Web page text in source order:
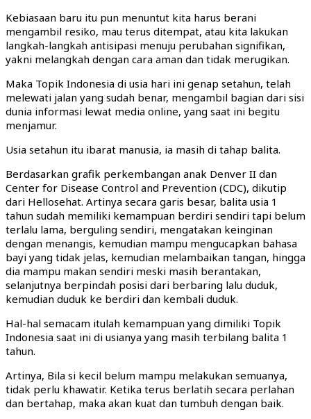
Kebiasaan baru itu pun menuntut kita harus berani
mengambil resiko, mau terus ditempat, atau kita lakukan
langkah-langkah antisipasi menuju perubahan signifikan,
yakni melangkah dengan cara aman dan tidak merugikan.
Maka Topik Indonesia di usia hari ini genap setahun, telah
melewati jalan yang sudah benar, mengambil bagian dari sisi
dunia informasi lewat media online, yang saat ini begitu
menjamur.
Usia setahun itu ibarat manusia, ia masih di tahap balita.
Berdasarkan grafik perkembangan anak Denver II dan
Center for Disease Control and Prevention (CDC), dikutip
dari Hellosehat. Artinya secara garis besar, balita usia 1
tahun sudah memiliki kemampuan berdiri sendiri tapi belum
terlalu lama, berguling sendiri, mengatakan keinginan
dengan menangis, kemudian mampu mengucapkan bahasa
bayi yang tidak jelas, kemudian melambaikan tangan, hingga
dia mampu makan sendiri meski masih berantakan,
selanjutnya berpindah posisi dari berbaring lalu duduk,
kemudian duduk ke berdiri dan kembali duduk.
Hal-hal semacam itulah kemampuan yang dimiliki Topik
Indonesia saat ini di usianya yang masih terbilang balita 1
tahun.
Artinya, Bila si kecil belum mampu melakukan semuanya,
tidak perlu khawatir. Ketika terus berlatih secara perlahan
dan bertahap, maka akan kuat dan tumbuh dengan baik.